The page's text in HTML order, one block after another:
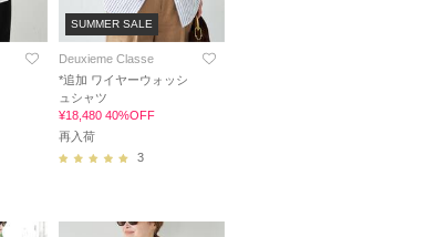
SUMMER SALE
Deuxieme Classe
*追加 ワイヤーウォッシ
ュシャツ
¥18,480 40%OFF
再入荷
3